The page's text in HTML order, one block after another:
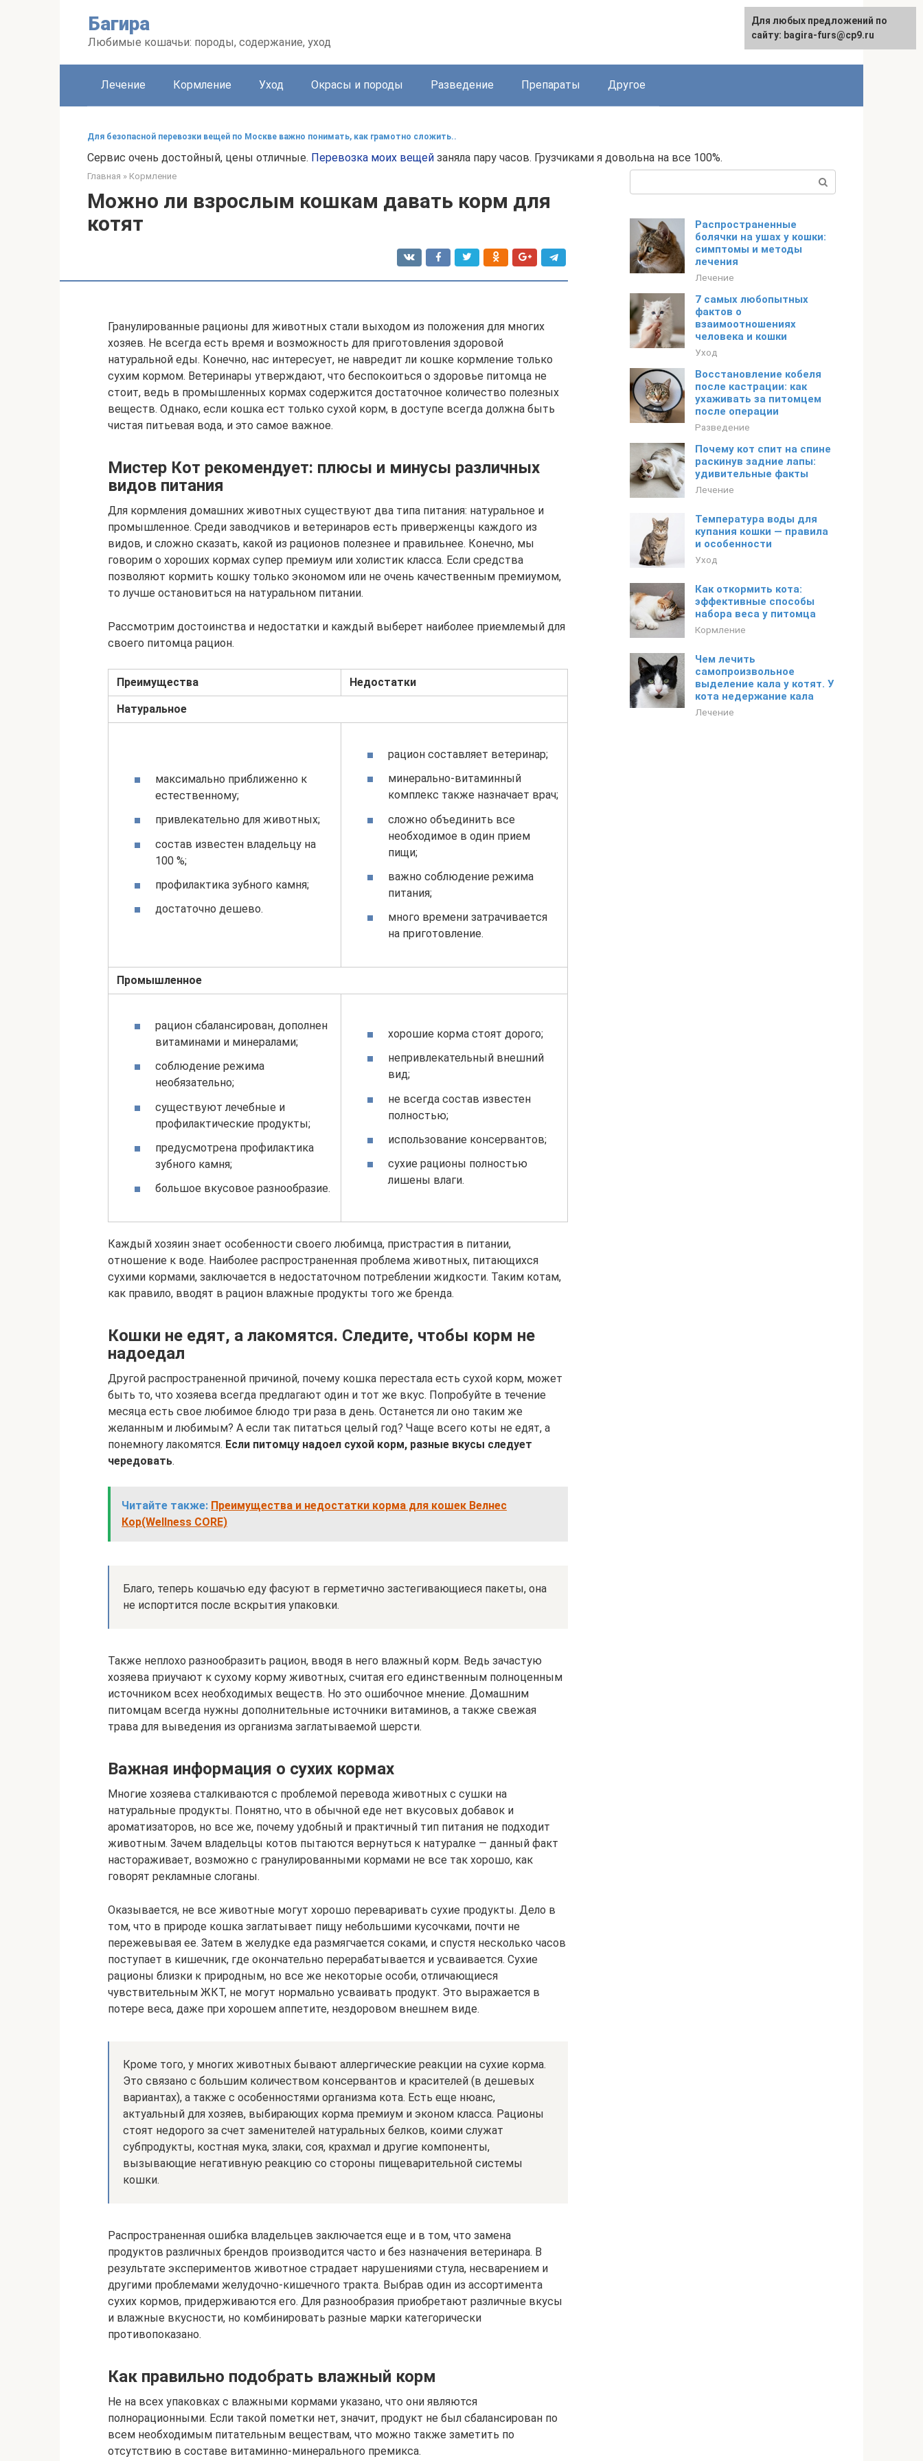
Багира
Любимые кошачьи: породы, содержание, уход
Лечение Кормление Уход Окрасы и породы Разведение Препараты Другое
Для безопасной перевозки вещей по Москве важно понимать, как грамотно сложить..
Сервис очень достойный, цены отличные. Перевозка моих вещей заняла пару часов. Грузчиками я довольна на все 100%.
Главная » Кормление
Можно ли взрослым кошкам давать корм для
котят
Гранулированные рационы для животных стали выходом из положения для многих
хозяев. Не всегда есть время и возможность для приготовления здоровой
натуральной еды. Конечно, нас интересует, не навредит ли кошке кормление только
сухим кормом. Ветеринары утверждают, что беспокоиться о здоровье питомца не
стоит, ведь в промышленных кормах содержится достаточное количество полезных
веществ. Однако, если кошка ест только сухой корм, в доступе всегда должна быть
чистая питьевая вода, и это самое важное.
Мистер Кот рекомендует: плюсы и минусы различных
видов питания
Для кормления домашних животных существуют два типа питания: натуральное и
промышленное. Среди заводчиков и ветеринаров есть приверженцы каждого из
видов, и сложно сказать, какой из рационов полезнее и правильнее. Конечно, мы
говорим о хороших кормах супер премиум или холистик класса. Если средства
позволяют кормить кошку только экономом или не очень качественным премиумом,
то лучше остановиться на натуральном питании.
Рассмотрим достоинства и недостатки и каждый выберет наиболее приемлемый для
своего питомца рацион.
Преимущества Недостатки
Натуральное
максимально приближенно к
естественному;
привлекательно для животных;
состав известен владельцу на
100 %;
профилактика зубного камня;
достаточно дешево.
рацион составляет ветеринар;
минерально-витаминный
комплекс также назначает врач;
сложно объединить все
необходимое в один прием
пищи;
важно соблюдение режима
питания;
много времени затрачивается
на приготовление.
Промышленное
рацион сбалансирован, дополнен
витаминами и минералами;
соблюдение режима
необязательно;
существуют лечебные и
профилактические продукты;
предусмотрена профилактика
зубного камня;
большое вкусовое разнообразие.
хорошие корма стоят дорого;
непривлекательный внешний
вид;
не всегда состав известен
полностью;
использование консервантов;
сухие рационы полностью
лишены влаги.
Каждый хозяин знает особенности своего любимца, пристрастия в питании,
отношение к воде. Наиболее распространенная проблема животных, питающихся
сухими кормами, заключается в недостаточном потреблении жидкости. Таким котам,
как правило, вводят в рацион влажные продукты того же бренда.
Кошки не едят, а лакомятся. Следите, чтобы корм не
надоедал
Другой распространенной причиной, почему кошка перестала есть сухой корм, может
быть то, что хозяева всегда предлагают один и тот же вкус. Попробуйте в течение
месяца есть свое любимое блюдо три раза в день. Останется ли оно таким же
желанным и любимым? А если так питаться целый год? Чаще всего коты не едят, а
понемногу лакомятся. Если питомцу надоел сухой корм, разные вкусы следует
чередовать.
Читайте также: Преимущества и недостатки корма для кошек Велнес
Кор(Wellness CORE)
Благо, теперь кошачью еду фасуют в герметично застегивающиеся пакеты, она
не испортится после вскрытия упаковки.
Также неплохо разнообразить рацион, вводя в него влажный корм. Ведь зачастую
хозяева приучают к сухому корму животных, считая его единственным полноценным
источником всех необходимых веществ. Но это ошибочное мнение. Домашним
питомцам всегда нужны дополнительные источники витаминов, а также свежая
трава для выведения из организма заглатываемой шерсти.
Важная информация о сухих кормах
Многие хозяева сталкиваются с проблемой перевода животных с сушки на
натуральные продукты. Понятно, что в обычной еде нет вкусовых добавок и
ароматизаторов, но все же, почему удобный и практичный тип питания не подходит
животным. Зачем владельцы котов пытаются вернуться к натуралке — данный факт
настораживает, возможно с гранулированными кормами не все так хорошо, как
говорят рекламные слоганы.
Оказывается, не все животные могут хорошо переваривать сухие продукты. Дело в
том, что в природе кошка заглатывает пищу небольшими кусочками, почти не
пережевывая ее. Затем в желудке еда размягчается соками, и спустя несколько часов
поступает в кишечник, где окончательно перерабатывается и усваивается. Сухие
рационы близки к природным, но все же некоторые особи, отличающиеся
чувствительным ЖКТ, не могут нормально усваивать продукт. Это выражается в
потере веса, даже при хорошем аппетите, нездоровом внешнем виде.
Кроме того, у многих животных бывают аллергические реакции на сухие корма.
Это связано с большим количеством консервантов и красителей (в дешевых
вариантах), а также с особенностями организма кота. Есть еще нюанс,
актуальный для хозяев, выбирающих корма премиум и эконом класса. Рационы
стоят недорого за счет заменителей натуральных белков, коими служат
субпродукты, костная мука, злаки, соя, крахмал и другие компоненты,
вызывающие негативную реакцию со стороны пищеварительной системы
кошки.
Распространенная ошибка владельцев заключается еще и в том, что замена
продуктов различных брендов производится часто и без назначения ветеринара. В
результате экспериментов животное страдает нарушениями стула, несварением и
другими проблемами желудочно-кишечного тракта. Выбрав один из ассортимента
сухих кормов, придерживаются его. Для разнообразия приобретают различные вкусы
и влажные вкусности, но комбинировать разные марки категорически
противопоказано.
Как правильно подобрать влажный корм
Не на всех упаковках с влажными кормами указано, что они являются
полнорационными. Если такой пометки нет, значит, продукт не был сбалансирован по
всем необходимым питательным веществам, что можно также заметить по
отсутствию в составе витаминно-минерального премикса.
Распространенные
болячки на ушах у кошки:
симптомы и методы
лечения
Лечение
7 самых любопытных
фактов о
взаимоотношениях
человека и кошки
Уход
Восстановление кобеля
после кастрации: как
ухаживать за питомцем
после операции
Разведение
Почему кот спит на спине
раскинув задние лапы:
удивительные факты
Лечение
Температура воды для
купания кошки — правила
и особенности
Уход
Как откормить кота:
эффективные способы
набора веса у питомца
Кормление
Чем лечить
самопроизвольное
выделение кала у котят. У
кота недержание кала
Лечение
Для любых предложений по
сайту: bagira-furs@cp9.ru